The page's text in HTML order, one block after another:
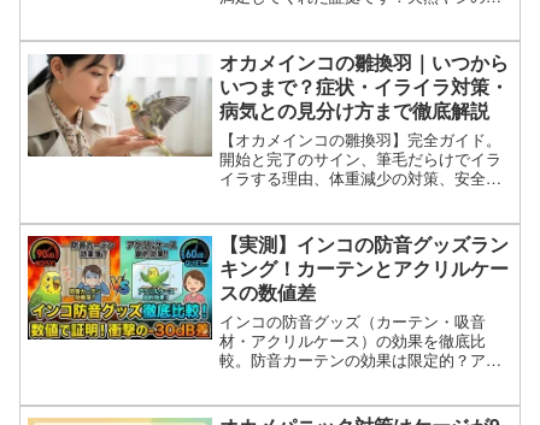
で、購入前に知っておきたい遊び方のコ
ツを徹底網羅。
オカメインコの雛換羽｜いつから
いつまで？症状・イライラ対策・
病気との見分け方まで徹底解説
【オカメインコの雛換羽】完全ガイド。
開始と完了のサイン、筆毛だらけでイラ
イラする理由、体重減少の対策、安全な
【実測】インコの防音グッズラン
キング！カーテンとアクリルケー
スの数値差
インコの防音グッズ（カーテン・吸音
材・アクリルケース）の効果を徹底比
較。防音カーテンの効果は限定的？アク
の防音術まで網羅しました。